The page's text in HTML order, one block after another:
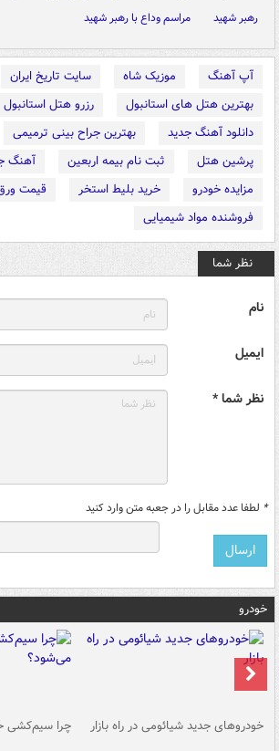
رهبر شهید
مراسم وداع با رهبر شهید
آپ آهنگ موزیک شاه
سایت تاریخ ایران
بهترین هتل های استانبول
رزرو هتل استانبول
دانلود آهنگ جدید
بهترین جراح بینی ترمیمی
پرشین هتل
ثبت نام بیمه اربعین
آهنگ
مزایده خودرو
خرید بلیط استخر
قیمت
فروشنده مواد شیمیایی
نظر شما
نام
ایمیل
نظر شما *
* لطفا عدد مقابل را در جعبه متن وارد کنید
خودرو
خودروهای جدید شیائومی در راه بازار چرا سیم‌کشی